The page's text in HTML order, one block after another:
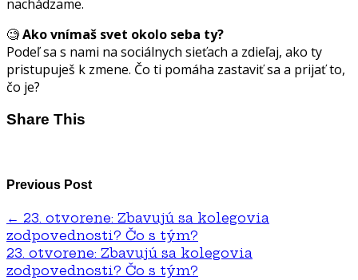
nachádzame.
🧐Ako vnímaš svet okolo seba ty?
Podeľ sa s nami na sociálnych sieťach a zdieľaj, ako ty
pristupuješ k zmene. Čo ti pomáha zastaviť sa a prijať to,
čo je?
Share This
Previous Post
← 23. otvorene: Zbavujú sa kolegovia
zodpovednosti? Čo s tým?
23. otvorene: Zbavujú sa kolegovia
zodpovednosti? Čo s tým?